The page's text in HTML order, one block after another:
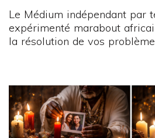
Le Médium indépendant par
expérimenté marabout
la résolution de vos